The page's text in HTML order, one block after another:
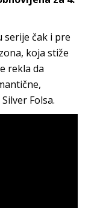
čak i pre
koja stiže
rekla da
Folsa.